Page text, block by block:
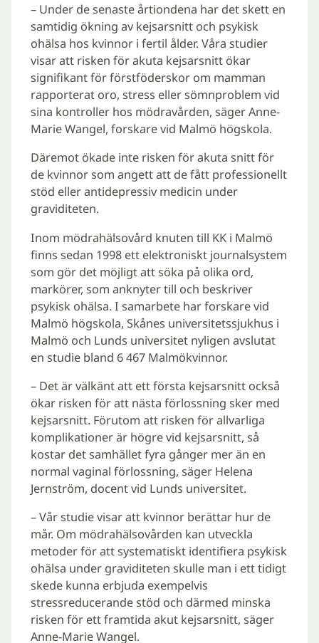
– Under de senaste årtiondena har det skett en
samtidig ökning av kejsarsnitt och psykisk
ohälsa hos kvinnor i fertil ålder. Våra studier
visar att risken för akuta kejsarsnitt ökar
signifikant för förstföderskor om mamman
rapporterat oro, stress eller sömnproblem vid
sina kontroller hos mödravården, säger Anne-
Marie Wangel, forskare vid Malmö högskola.
Däremot ökade inte risken för akuta snitt för
de kvinnor som angett att de fått professionellt
stöd eller antidepressiv medicin under
graviditeten.
Inom mödrahälsovård knuten till KK i Malmö
finns sedan 1998 ett elektroniskt journalsystem
som gör det möjligt att söka på olika ord,
markörer, som anknyter till och beskriver
psykisk ohälsa. I samarbete har forskare vid
Malmö högskola, Skånes universitetssjukhus i
Malmö och Lunds universitet nyligen avslutat
en studie bland 6 467 Malmökvinnor.
– Det är välkänt att ett första kejsarsnitt också
ökar risken för att nästa förlossning sker med
kejsarsnitt. Förutom att risken för allvarliga
komplikationer är högre vid kejsarsnitt, så
kostar det samhället fyra gånger mer än en
normal vaginal förlossning, säger Helena
Jernström, docent vid Lunds universitet.
– Vår studie visar att kvinnor berättar hur de
mår. Om mödrahälsovården kan utveckla
metoder för att systematiskt identifiera psykisk
ohälsa under graviditeten skulle man i ett tidigt
skede kunna erbjuda exempelvis
stressreducerande stöd och därmed minska
risken för ett framtida akut kejsarsnitt, säger
Anne-Marie Wangel.